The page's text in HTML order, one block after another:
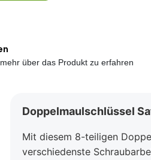
über das Produkt zu erfahren
Doppelmaulschlüssel
Mit diesem 8-teiligen
verschiedenste